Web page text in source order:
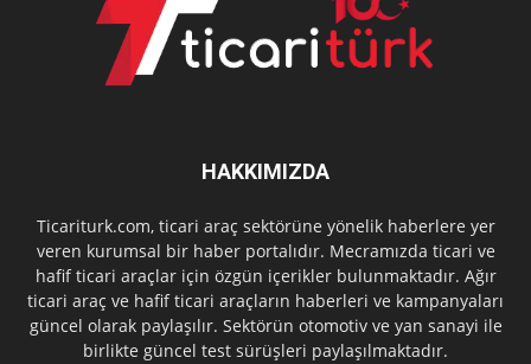
HAKKIMIZDA
Ticariturk.com, ticari araç sektörüne yönelik haberlere yer
veren kurumsal bir haber portalıdır. Mecramızda ticari ve
hafif ticari araçlar için özgün içerikler bulunmaktadır. Ağır
ticari araç ve hafif ticari araçların haberleri ve kampanyaları
güncel olarak paylaşılır. Sektörün otomotiv ve yan sanayi ile
birlikte güncel test sürüşleri paylaşılmaktadır.